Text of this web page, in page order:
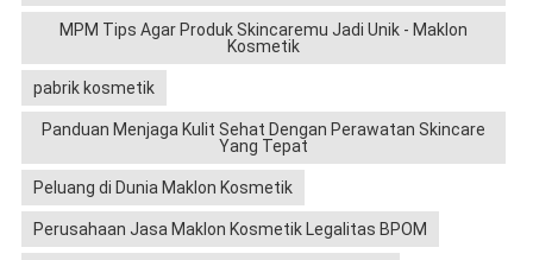
MPM Tips Agar Produk Skincaremu Jadi Unik - Maklon
Kosmetik
pabrik kosmetik
Panduan Menjaga Kulit Sehat Dengan Perawatan Skincare
Yang Tepat
Peluang di Dunia Maklon Kosmetik
Perusahaan Jasa Maklon Kosmetik Legalitas BPOM